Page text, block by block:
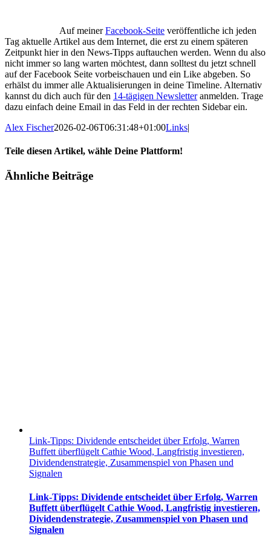
Auf meinerFacebook-Seite veröffentliche ich jeden
Tag aktuelle Artikel aus dem Internet, die erst zu einem späteren
Zeitpunkt hier in den News-Tipps auftauchen werden. Wenn du also
nicht immer so lang warten möchtest, dann solltest du jetzt schnell
auf der Facebook Seite vorbeischauen und ein Like abgeben. So
erhälst du immer alle Aktualisierungen in deine Timeline. Alternativ
kannst du dich auch für den 14-tägigen Newsletteranmelden. Trage
dazu einfach deine Email in das Feld in der rechten Sidebar ein.
Alex Fischer2026-02-06T06:31:48+01:00Links|
Teile diesen Artikel, wähle Deine Plattform!
Facebook
Twitter
Reddit
LinkedIn
Tumblr
Pinterest
Vk
E-
Ähnliche Beiträge
Link-Tipps: Dividende entscheidet über Erfolg, Warren
Buffett überflügelt Cathie Wood, Langfristig investieren,
Dividendenstrategie, Zusammenspiel von Phasen und
Signalen
Link-Tipps: Dividende entscheidet über Erfolg, Warren
Buffett überflügelt Cathie Wood, Langfristig investieren,
Dividendenstrategie, Zusammenspiel von Phasen und
Signalen